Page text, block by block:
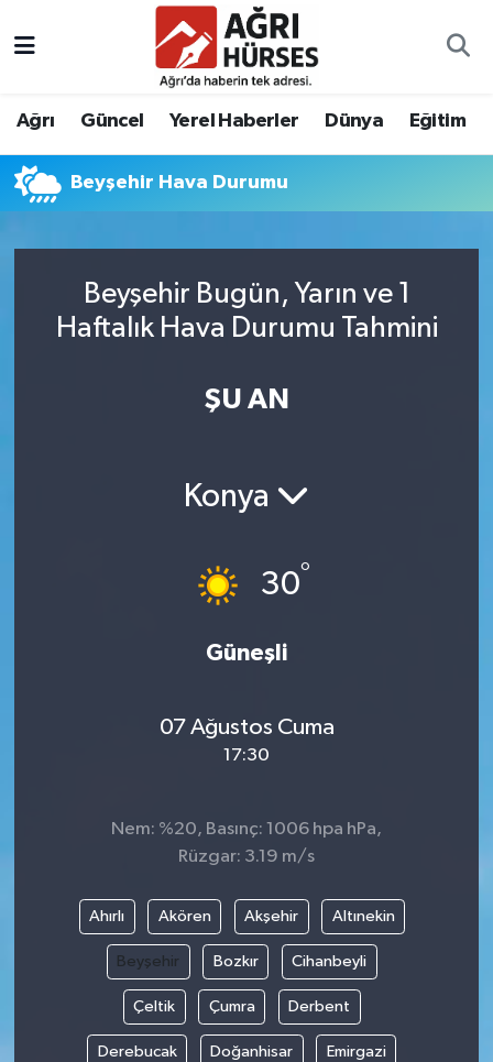
Ağrı Güncel Yerel Haberler Dünya Eğitim
Beyşehir Hava Durumu
Beyşehir Bugün, Yarın ve 1
Haftalık Hava Durumu Tahmini
ŞU AN
Konya
30°
Güneşli
07 Ağustos Cuma
17:30
Nem: %20, Basınç: 1006 hpa hPa,
Rüzgar: 3.19 m/s
Ahırlı Akören Akşehir Altınekin
Beyşehir Bozkır Cihanbeyli
Çeltik Çumra Derbent
Derebucak Doğanhisar Emirgazi
Hava Durumu
Süper Lig Puan Durumu ve Fikstür
Tüm Manşetler
Son Dakika Haberleri